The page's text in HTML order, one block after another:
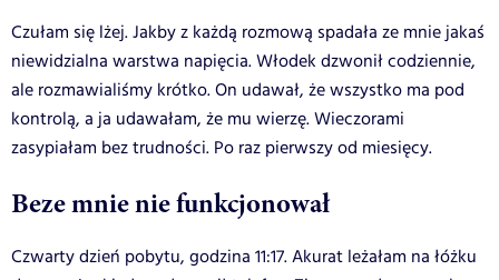
Czułam się lżej. Jakby z każdą rozmową spadała ze mnie jakaś
niewidzialna warstwa napięcia. Włodek dzwonił codziennie,
ale rozmawialiśmy krótko. On udawał, że wszystko ma pod
kontrolą, a ja udawałam, że mu wierzę. Wieczorami
zasypiałam bez trudności. Po raz pierwszy od miesięcy.
Beze mnie nie funkcjonował
Czwarty dzień pobytu, godzina 11:17. Akurat leżałam na łóżku